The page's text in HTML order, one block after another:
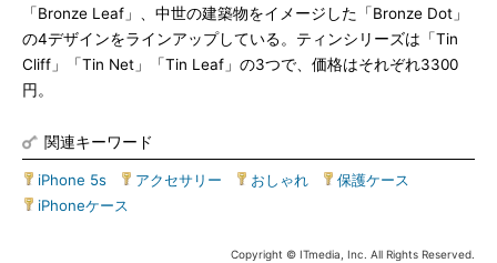
「Bronze Leaf」、中世の建築物をイメージした「Bronze Dot」
の4デザインをラインアップしている。ティンシリーズは「Tin
Cliff」「Tin Net」「Tin Leaf」の3つで、価格はそれぞれ3300
円。
関連キーワード
iPhone 5s アクセサリー おしゃれ 保護ケース
iPhoneケース
Copyright © ITmedia, Inc. All Rights Reserved.